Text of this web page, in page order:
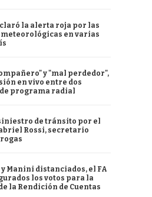
la alerta roja por las
en varias
y "mal perdedor",
en vivo entre dos
programa radial
de tránsito por el
Rossi, secretario
Manini distanciados, el FA
los votos para la
la Rendición de Cuentas